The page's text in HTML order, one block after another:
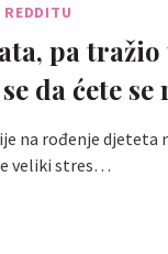
REDDITU
pa
da ćete
na rođenje
veliki stres…